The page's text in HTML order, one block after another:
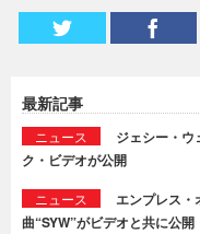
最新記事
ニュース
ジェシー・ウ
ク・ビデオが公開
ニュース
エンプレス
曲“SYW”がビデオと共に公開